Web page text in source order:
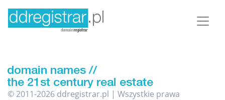
© 2011-2026 ddregistrar.pl | Wszystkie prawa